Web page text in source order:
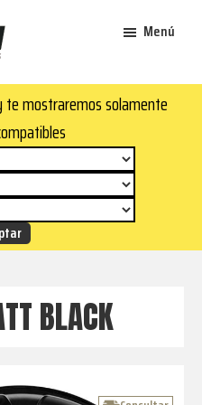
Menú
te mostraremos solamente
BLACK